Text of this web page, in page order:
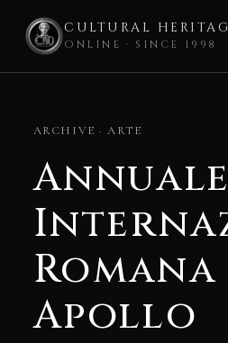
CULTURAL
ONLINE · SINCE 1998
contentARCHIVE · ARTE
Annuale
Romana
Apollo